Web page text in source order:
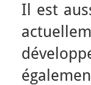
Il est